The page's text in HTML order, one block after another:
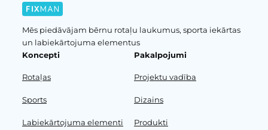
Mēs piedāvājam bērnu rotaļu laukumus, sporta iekārtas
un labiekārtojuma elementus
Koncepti
Rotaļas
Sports
Labiekārtojuma elementi
Pakalpojumi
Projektu vadība
Dizains
Produkti